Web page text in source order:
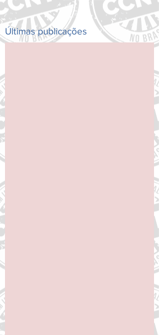
Últimas publicações